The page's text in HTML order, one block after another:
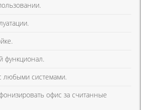
функционал.
любыми системами.
офис за считанные